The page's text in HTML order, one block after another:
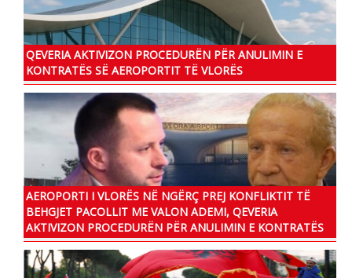
QEVERIA AKTIVIZON PROCEDURËN PËR ANULIMIN E
KONTRATËS SË AEROPORTIT TË VLORËS
AEROPORTI I VLORËS NË NGËRÇ PREJ KONFLIKTIT TË
BEHGJET PACOLLIT ME VALON ADEMI, QEVERIA
AKTIVIZON PROCEDURËN PËR ANULIMIN E KONTRATËS